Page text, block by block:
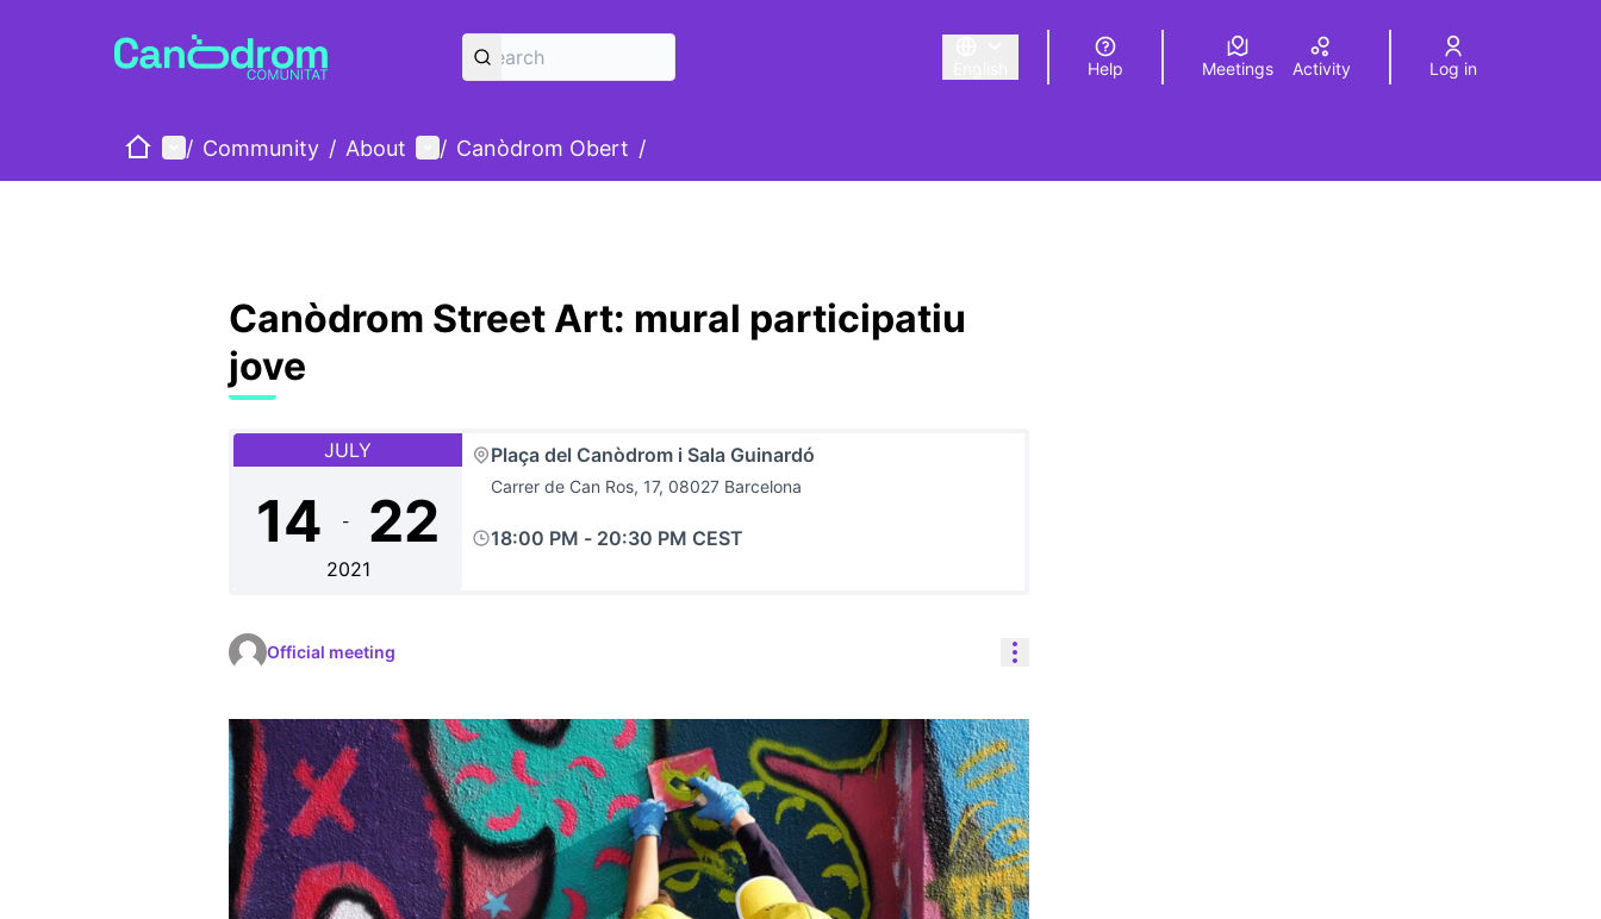
Triar la llengua Elegir el idiomaChoose language
Help Meetings Activity Log in
HomeMain menu
/ Community / About User menu
/ Canòdrom Obert /
Canòdrom Street Art: mural participatiu
jove
JULY
14 - 22
2021
Plaça del Canòdrom i Sala Guinardó
Carrer de Can Ros, 17, 08027 Barcelona
18:00 PM - 20:30 PM CEST
Official meeting Resource controls